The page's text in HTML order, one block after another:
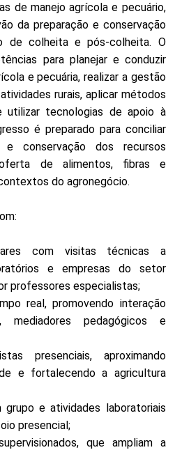
de manejo agrícola e pecuário,
da preparação e conservação
de colheita e pós-colheita. O
para planejar e conduzir
e pecuária, realizar a gestão
rurais, aplicar métodos
utilizar tecnologias de apoio à
é preparado para conciliar
e conservação dos recursos
de alimentos, fibras e
do agronegócio.
com visitas técnicas a
e empresas do setor
professores especialistas;
real, promovendo interação
pedagógicos e
presenciais, aproximando
e fortalecendo a agricultura
grupo e atividades laboratoriais
presencial;
que ampliam a